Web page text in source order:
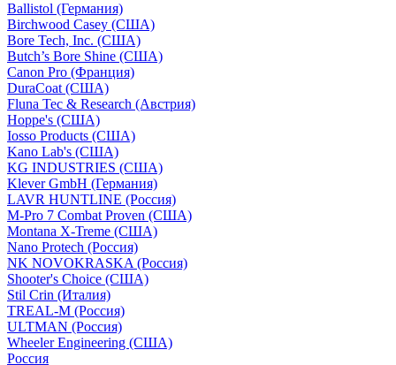
Ballistol (Германия)
Birchwood Casey (США)
Bore Tech, Inc. (США)
Butch’s Bore Shine (СШA)
Canon Pro (Франция)
DuraCoat (США)
Fluna Tec & Research (Австрия)
Hoppe's (США)
Iosso Products (США)
Kano Lab's (США)
KG INDUSTRIES (США)
Klever GmbH (Германия)
LAVR HUNTLINE (Россия)
M-Pro 7 Combat Proven (СШA)
Montana X-Treme (США)
Nano Protech (Россия)
NK NOVOKRASKA (Россия)
Shooter's Choice (СШA)
Stil Crin (Италия)
TREAL-M (Россия)
ULTMAN (Россия)
Wheeler Engineering (СШA)
Россия